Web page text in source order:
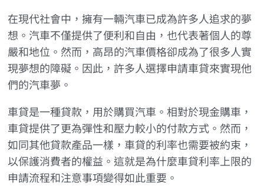
在現代社會中，擁有一輛汽車已成為許多人追求的夢
想。汽車不僅提供了便利和自由，也代表著個人的尊
嚴和地位。然而，高昂的汽車價格卻成為了很多人實
現夢想的障礙。因此，許多人選擇申請車貸來實現他
們的汽車夢。
車貸是一種貸款，用於購買汽車。相對於現金購車，
車貸提供了更為彈性和壓力較小的付款方式。然而，
如同其他貸款產品一樣，車貸的利率也需要被約束，
以保護消費者的權益。這就是為什麼車貸利率上限的
申請流程和注意事項變得如此重要。